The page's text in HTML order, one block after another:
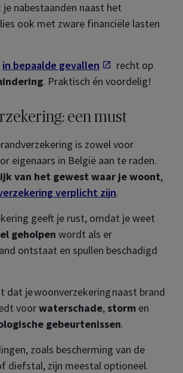
nabestaanden naast het
ook met zware financiële lasten
in bepaalde gevallen Opent in een
recht op
. Praktisch én voordelig!
een must
is zowel voor
eigenaars in België aan te raden.
van het gewest waar je woont,
verplicht zijn.
geeft je rust, omdat je weet
geholpen wordt als er
ontstaat en spullen beschadigd
dat je woonverzekering naast brand
voorwaterschade,storm en
gebeurtenissen.
zoals bescherming van de
diefstal, zijn meestal optioneel.